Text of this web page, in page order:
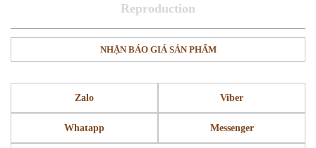
NHẬN BÁO GIÁ SẢN PHẨM
Zalo Viber
Whatapp Messenger